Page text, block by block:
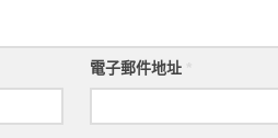
電子郵件地址